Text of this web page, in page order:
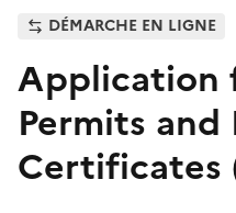
DÉMARCHE EN LIGNE
Application
Permits and
Certificates